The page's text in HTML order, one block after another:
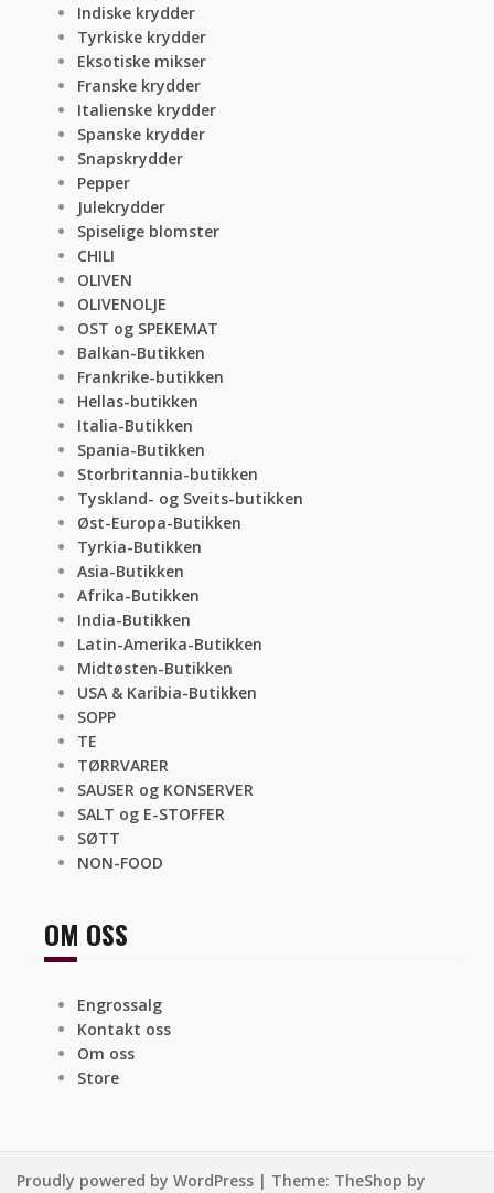
Indiske krydder
Tyrkiske krydder
Eksotiske mikser
Franske krydder
Italienske krydder
Spanske krydder
Snapskrydder
Pepper
Julekrydder
Spiselige blomster
CHILI
OLIVEN
OLIVENOLJE
OST og SPEKEMAT
Balkan-Butikken
Frankrike-butikken
Hellas-butikken
Italia-Butikken
Spania-Butikken
Storbritannia-butikken
Tyskland- og Sveits-butikken
Øst-Europa-Butikken
Tyrkia-Butikken
Asia-Butikken
Afrika-Butikken
India-Butikken
Latin-Amerika-Butikken
Midtøsten-Butikken
USA & Karibia-Butikken
SOPP
TE
TØRRVARER
SAUSER og KONSERVER
SALT og E-STOFFER
SØTT
NON-FOOD
OM OSS
Engrossalg
Kontakt oss
Om oss
Store
Proudly powered by WordPress | Theme: TheShop by